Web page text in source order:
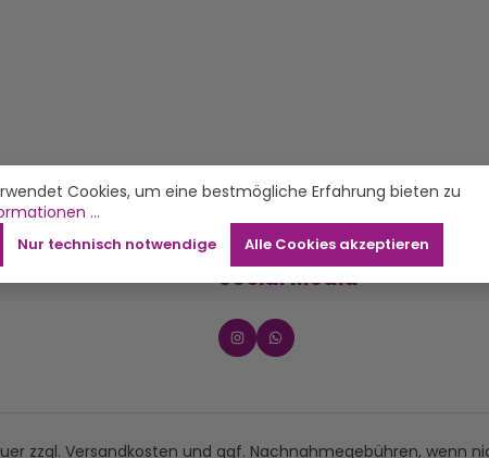
Social Media
zzgl. Versandkosten und ggf. Nachnahmegebühren, wenn
Cookies, um eine bestmögliche Erfahrung bieten zu
...
Nur technisch notwendige Alle Cookies akzeptieren